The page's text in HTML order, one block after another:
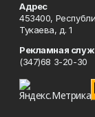
Адрес
453400,
Тукаева, д. 1
Рекламная
(347)68 3-20-30